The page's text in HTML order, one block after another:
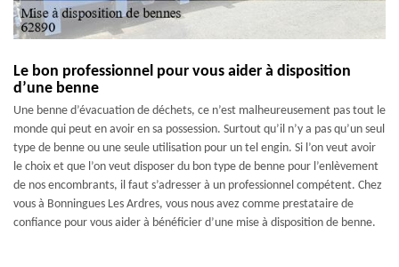
Le bon professionnel pour vous aider à disposition
d’une benne
Une benne d’évacuation de déchets, ce n’est malheureusement pas tout le
monde qui peut en avoir en sa possession. Surtout qu’il n’y a pas qu’un seul
type de benne ou une seule utilisation pour un tel engin. Si l’on veut avoir
le choix et que l’on veut disposer du bon type de benne pour l’enlèvement
de nos encombrants, il faut s’adresser à un professionnel compétent. Chez
vous à Bonningues Les Ardres, vous nous avez comme prestataire de
confiance pour vous aider à bénéficier d’une mise à disposition de benne.